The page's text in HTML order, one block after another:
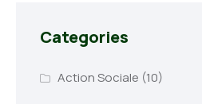
Categories
Action Sociale (10)